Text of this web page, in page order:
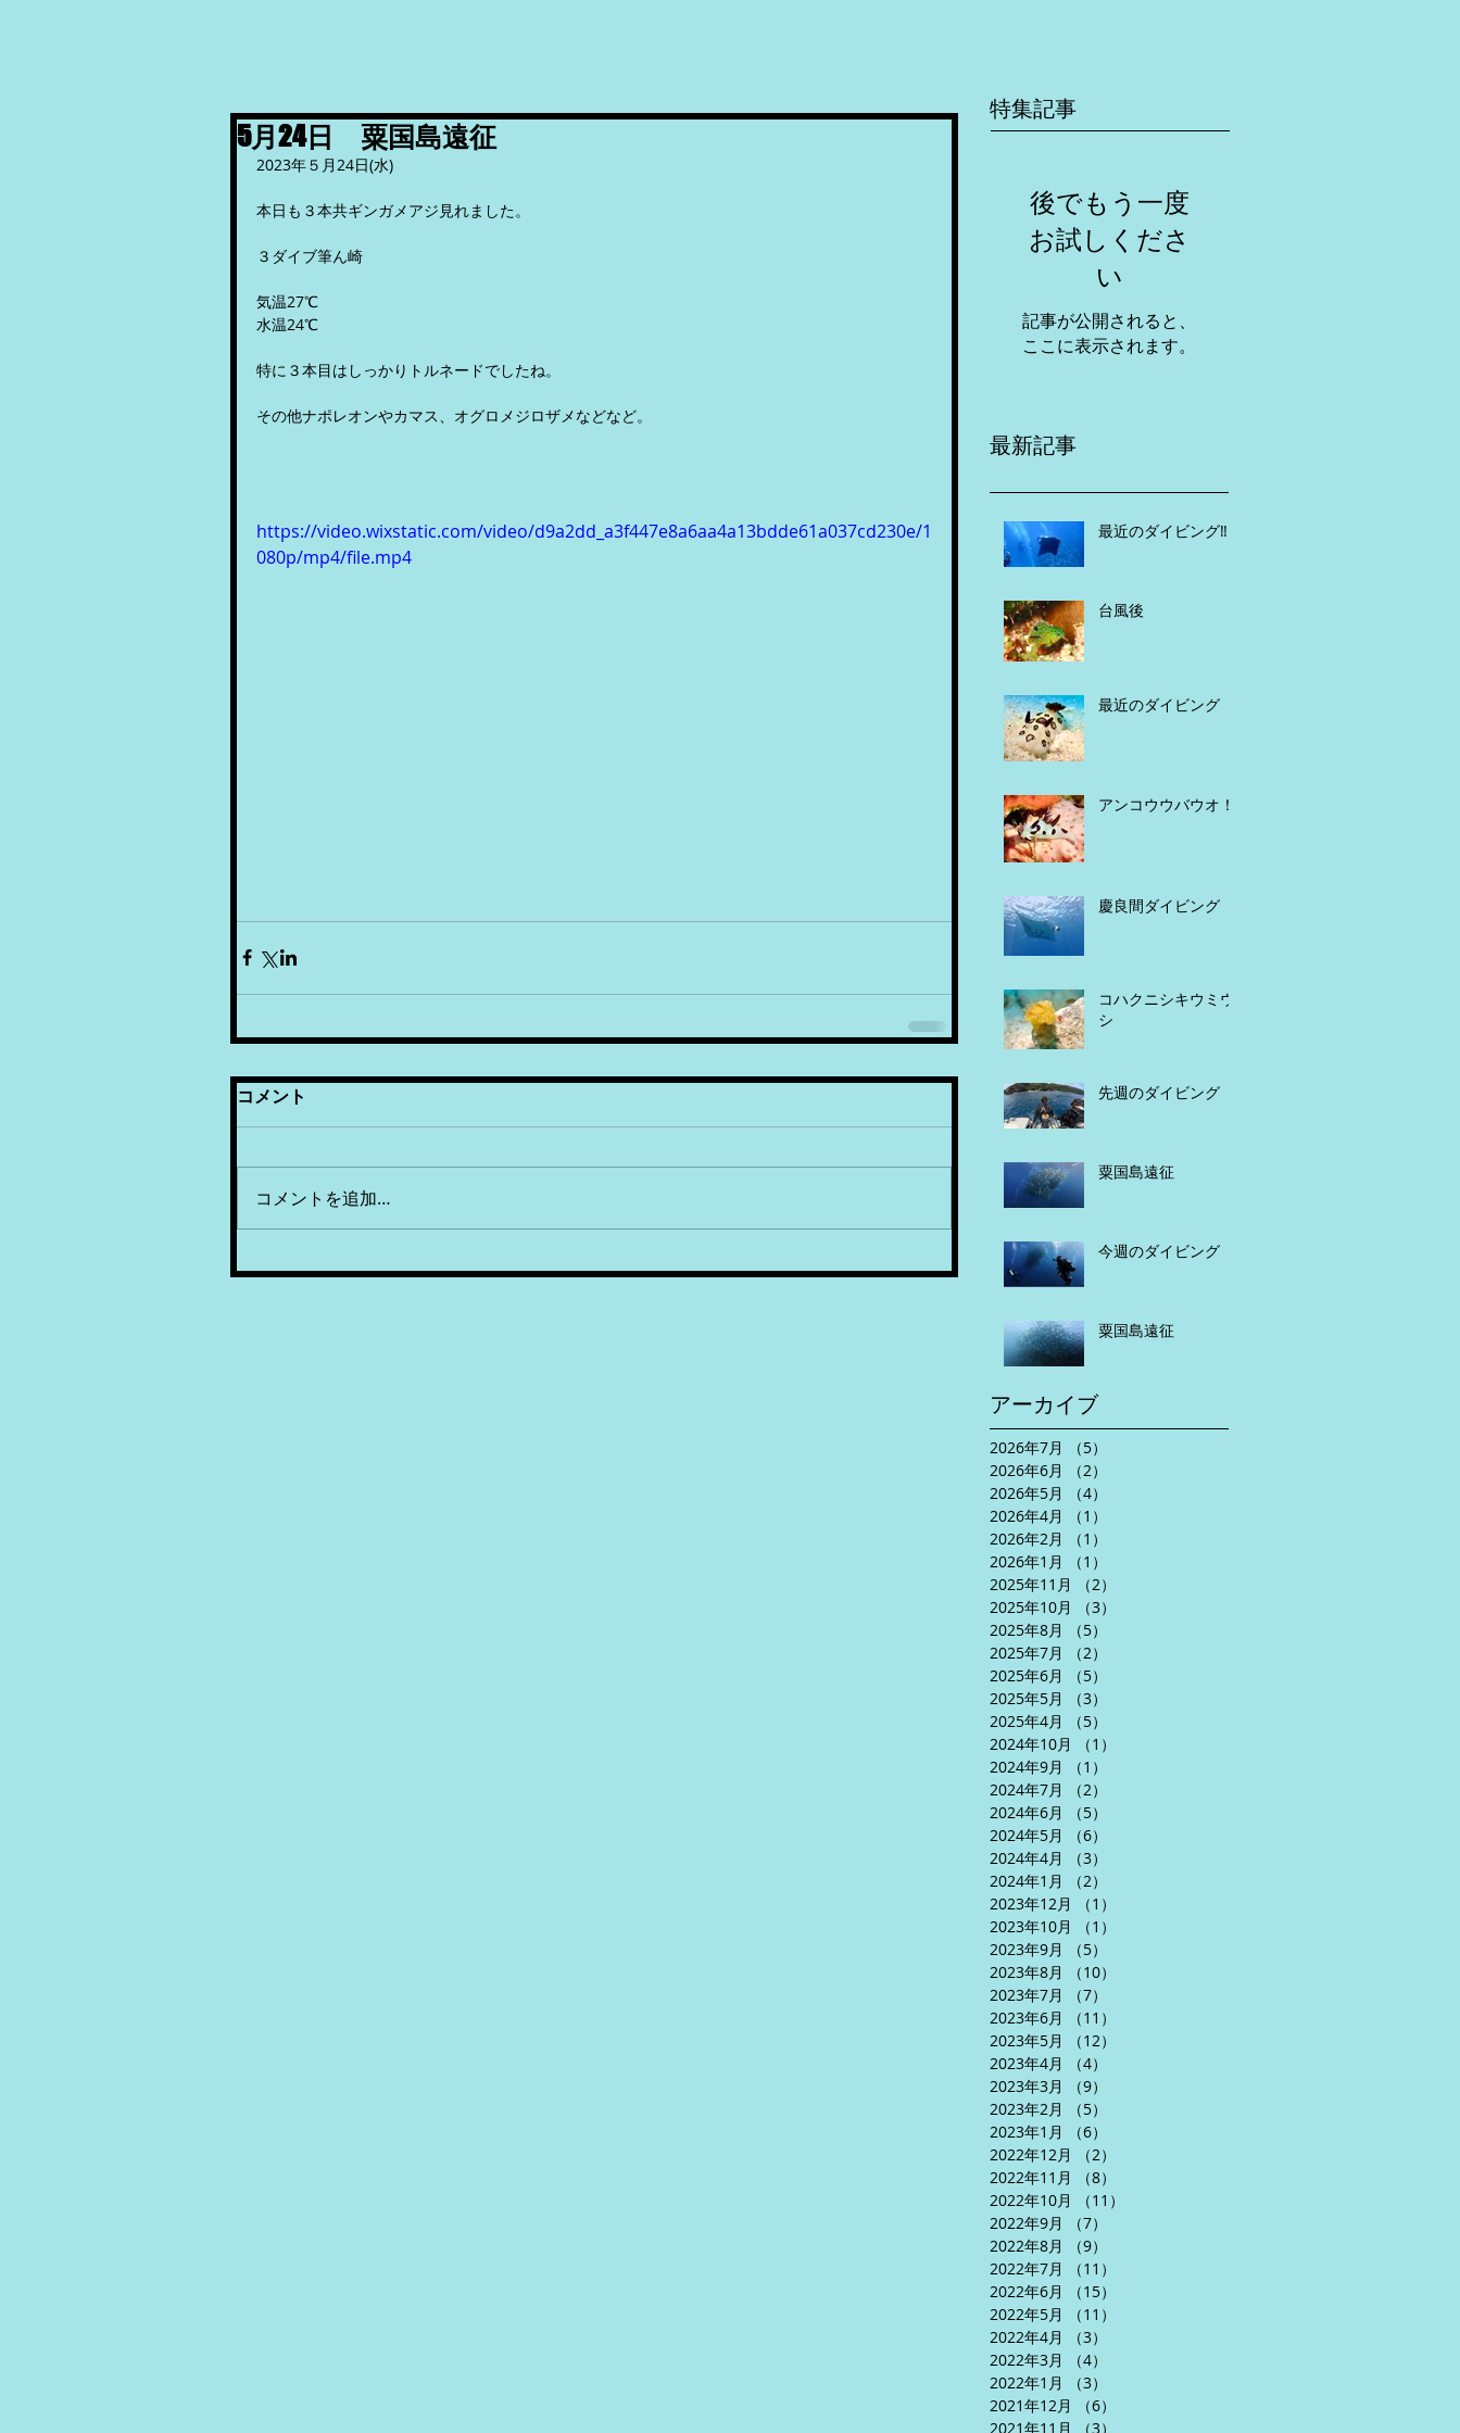
5月24日 粟国島遠征
2023年５月24日(水)
本日も３本共ギンガメアジ見れました。
３ダイブ筆ん崎
気温27℃
水温24℃
特に３本目はしっかりトルネードでしたね。
その他ナポレオンやカマス、オグロメジロザメなどなど。
https://video.wixstatic.com/video/d9a2dd_a3f447e8a6aa4a13bdde61a037cd230e/1
080p/mp4/file.mp4
コメント
コメントを追加…
特集記事
後でもう一度
お試しくださ
い
記事が公開されると、
ここに表示されます。
最新記事
最近のダイビング‼️
台風後
最近のダイビング
アンコウウバウオ！
慶良間ダイビング
コハクニシキウミウ
シ
先週のダイビング
粟国島遠征
今週のダイビング
粟国島遠征
アーカイブ
2026年7月 （5）
2026年6月
（2）
2026年5月
（4）
2026年4月
（1）
2026年2月
（1）
2026年1月
（1）
2025年11月
（2）
2025年10月
（3）
2025年8月
（5）
2025年7月
（2）
2025年6月
（5）
2025年5月
（3）
2025年4月
（5）
2024年10月
（1）
2024年9月
（1）
2024年7月
（2）
2024年6月
（5）
2024年5月
（6）
2024年4月
（3）
2024年1月
（2）
2023年12月
（1）
2023年10月
（1）
2023年9月
（5）
2023年8月
（10）
2023年7月
（7）
2023年6月
（11）
2023年5月
（12）
2023年4月
（4）
2023年3月
（9）
2023年2月
（5）
2023年1月
（6）
2022年12月
（2）
2022年11月
（8）
2022年10月
（11）
2022年9月
（7）
2022年8月
（9）
2022年7月
（11）
2022年6月
（15）
2022年5月
（11）
2022年4月
（3）
2022年3月
（4）
2022年1月
（3）
2021年12月
（6）
2021年11月
（3）